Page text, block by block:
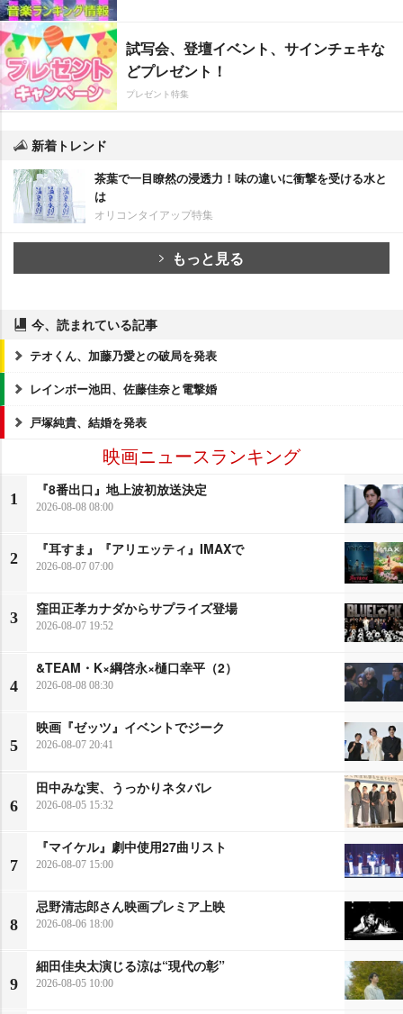
試写会、登壇イベント、サインチェキな
どプレゼント！
プレゼント特集
新着トレンド
茶葉で一目瞭然の浸透力！味の違いに衝撃を受ける水と
は
オリコンタイアップ特集
もっと見る
今、読まれている記事
テオくん、加藤乃愛との破局を発表
レインボー池田、佐藤佳奈と電撃婚
戸塚純貴、結婚を発表
映画ニュースランキング
1
『8番出口』地上波初放送決定
2026-08-08 08:00
2
『耳すま』『アリエッティ』IMAXで
2026-08-07 07:00
3
窪田正孝カナダからサプライズ登場
2026-08-07 19:52
4
&TEAM・K×綱啓永×樋口幸平（2）
2026-08-08 08:30
5
映画『ゼッツ』イベントでジーク
2026-08-07 20:41
6
田中みな実、うっかりネタバレ
2026-08-05 15:32
7
『マイケル』劇中使用27曲リスト
2026-08-07 15:00
8
忌野清志郎さん映画プレミア上映
2026-08-06 18:00
9
細田佳央太演じる涼は“現代の彰”
2026-08-05 10:00